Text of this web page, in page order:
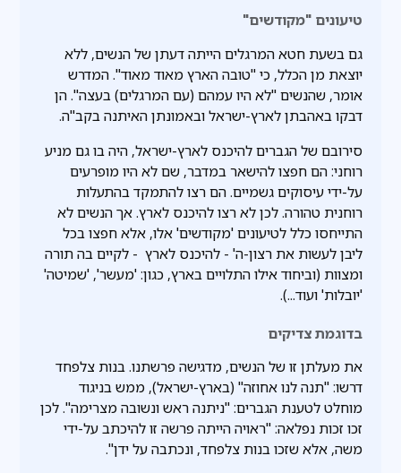
טיעונים "מקודשים"
גם בשעת חטא המרגלים הייתה דעתן של הנשים, ללא
יוצאת מן הכלל, כי "טובה הארץ מאוד מאוד". המדרש
אומר, שהנשים "לא היו עמהם (עם המרגלים) בעצה". הן
דבקו באהבתן לארץ-ישראל ובאמונתן האיתנה בקב"ה.
סירובם של הגברים להיכנס לארץ-ישראל, היה בו גם מניע
רוחני: הם חפצו להישאר במדבר, שם לא היו מופרעים
על-ידי עיסוקים גשמיים. הם רצו להתמקד בהתעלות
רוחנית טהורה. לכן לא רצו להיכנס לארץ. אך הנשים לא
התייחסו כלל לטיעונים 'מקודשים' אלו, אלא חפצו בכל
ליבן לעשות את רצון-ה' - להיכנס לארץ - לקיים בה תורה
ומצוות (וביחוד אילו התלויים בארץ, כגון: 'מעשר', 'שמיטה'
'יובלות' ועוד...).
בדוגמת צדיקים
את מעלתן זו של הנשים, מדגישה פרשתנו. בנות צלפחד
דרשו: "תנה לנו אחוזה" (בארץ-ישראל), ממש בניגוד
מוחלט לטענת הגברים: "ניתנה ראש ונשובה מצרימה". לכן
זכו זכות נפלאה: "ראויה הייתה פרשה זו להיכתב על-ידי
משה, אלא שזכו בנות צלפחד, ונכתבה על ידן".